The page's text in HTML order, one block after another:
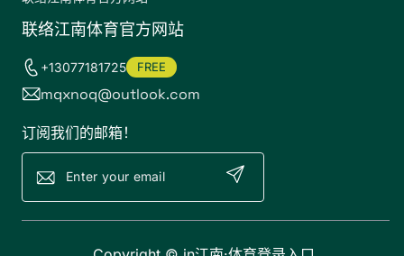
联络江南体育官方网站
+13077181725 FREE
mqxnoq@outlook.com
订阅我们的邮箱！